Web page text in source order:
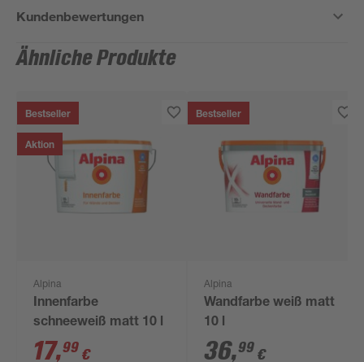
Kundenbewertungen
Ähnliche Produkte
Bestseller
Aktion
Alpina
Innenfarbe
schneeweiß matt 10 l
17,99 €
Bestseller
Alpina
Wandfarbe weiß matt
10 l
36,99 €